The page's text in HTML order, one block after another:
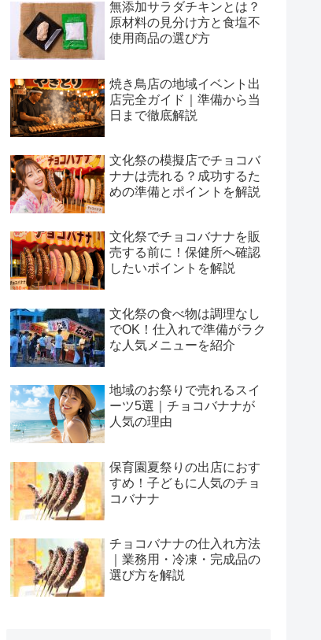
無添加サラダチキンとは？
原材料の見分け方と食塩不
使用商品の選び方
焼き鳥店の地域イベント出
店完全ガイド｜準備から当
日まで徹底解説
文化祭の模擬店でチョコバ
ナナは売れる？成功するた
めの準備とポイントを解説
文化祭でチョコバナナを販
売する前に！保健所へ確認
したいポイントを解説
文化祭の食べ物は調理なし
でOK！仕入れで準備がラク
な人気メニューを紹介
地域のお祭りで売れるスイ
ーツ5選｜チョコバナナが
人気の理由
保育園夏祭りの出店におす
すめ！子どもに人気のチョ
コバナナ
チョコバナナの仕入れ方法
｜業務用・冷凍・完成品の
選び方を解説